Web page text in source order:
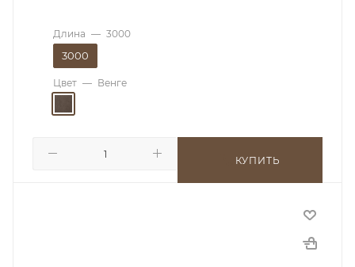
Длина — 3000
3000
Цвет — Венге
КУПИТЬ